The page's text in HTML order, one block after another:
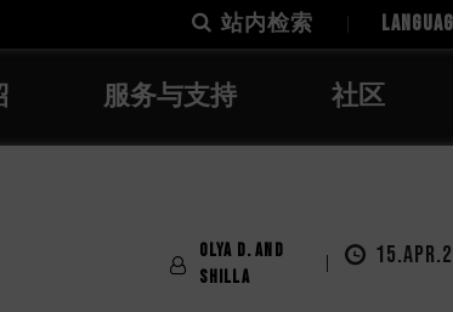
站内检索
服务与支持 社区
Olya D. and
Shilla